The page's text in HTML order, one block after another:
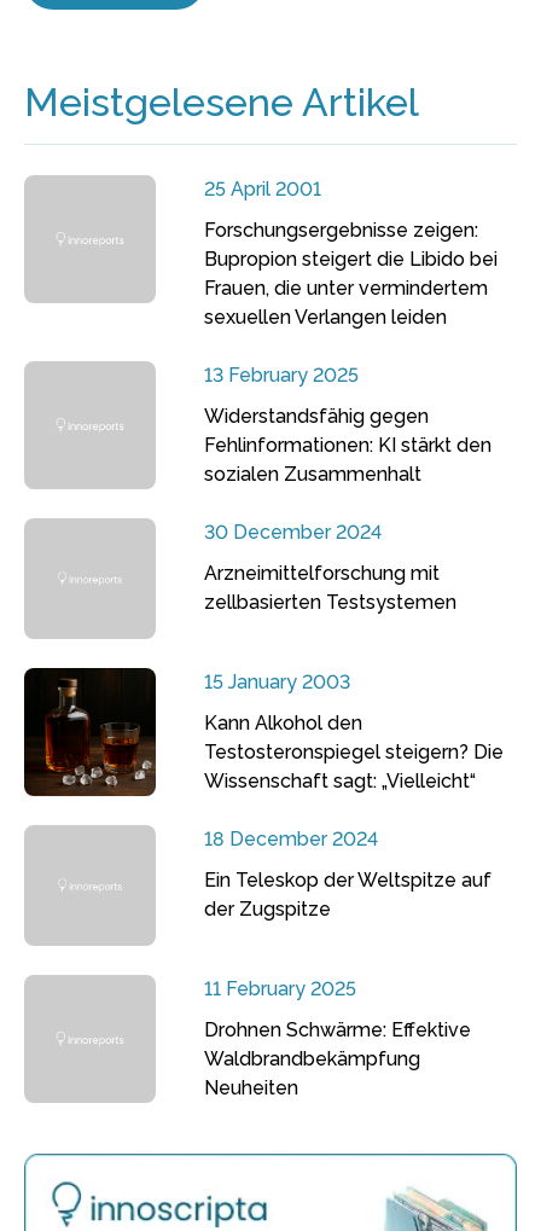
Meistgelesene Artikel
25 April 2001
Forschungsergebnisse zeigen:
Bupropion steigert die Libido bei
Frauen, die unter vermindertem
sexuellen Verlangen leiden
13 February 2025
Widerstandsfähig gegen
Fehlinformationen: KI stärkt den
sozialen Zusammenhalt
30 December 2024
Arzneimittelforschung mit
zellbasierten Testsystemen
15 January 2003
Kann Alkohol den
Testosteronspiegel steigern? Die
Wissenschaft sagt: „Vielleicht“
18 December 2024
Ein Teleskop der Weltspitze auf
der Zugspitze
11 February 2025
Drohnen Schwärme: Effektive
Waldbrandbekämpfung
Neuheiten